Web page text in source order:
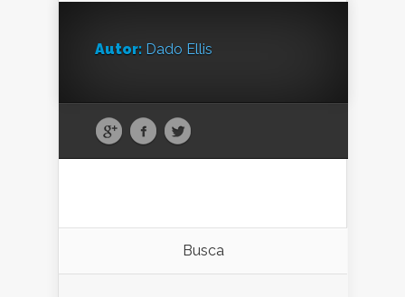
Autor: Dado Ellis
Busca